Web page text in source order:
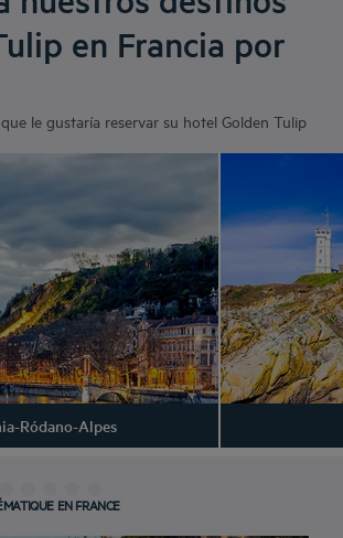
en Francia por
le gustaría reservar su hotel Golden Tulip
Ródano-Alpes
EN FRANCE